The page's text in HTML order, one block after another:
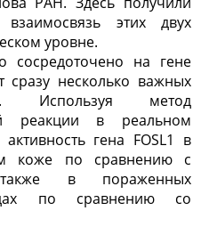
этих двух
уровне.
сосредоточено на гене
сразу несколько важных
Используя метод
реакции в реальном
гена FOSL1 в
коже по сравнению с
в пораженных
по сравнению со